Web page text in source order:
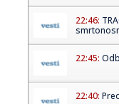
22:46:
22:45:
22:40: